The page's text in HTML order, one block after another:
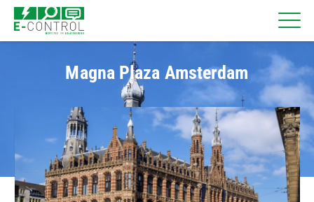
Magna Plaza Amsterdam